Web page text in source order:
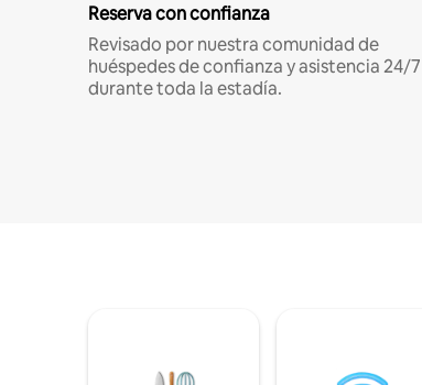
Reserva con confianza
Revisado por nuestra comunidad de
huéspedes de confianza y asistencia 24/7
durante toda la estadía.